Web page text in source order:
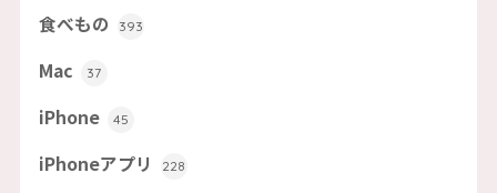
食べもの 393
Mac 37
iPhone 45
iPhoneアプリ 228